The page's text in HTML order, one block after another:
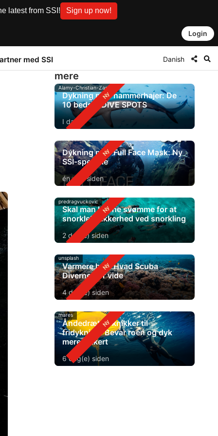
latest from SSI! Sign up now!
Login
med SSI Danish
mere
Alamy-Christian-Zappel
Dykning med hammerhajer: De
10 bedste DIVE SPOTS
I dag
Dykning med Full Face Mask: Ny
SSI-speciale
én dag siden
predragvuckovic
Skal man kunne svømme for at
snorkle? Sikkerhed ved snorkling
2 dag(e) siden
unsplash
Varmere hav: Hvad Scuba
Diverne bør vide
4 dag(e) siden
mares
Åndedrætsteknikker til
fridykning: Bevar roen og dyk
mere sikkert
6 dag(e) siden